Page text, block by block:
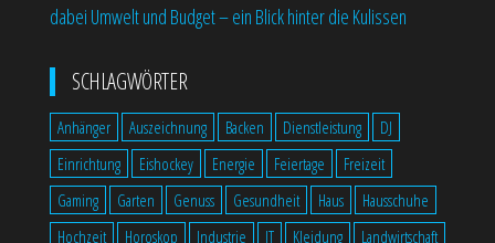
dabei Umwelt und Budget – ein Blick hinter die Kulissen
SCHLAGWÖRTER
Anhänger Auszeichnung Backen Dienstleistung
DJ
Einrichtung
Eishockey Energie Feiertage
Freizeit
Gaming
Garten Genuss Gesundheit Haus
Hausschuhe
Hochzeit
Horoskop Industrie IT Kleidung Landwirtschaft